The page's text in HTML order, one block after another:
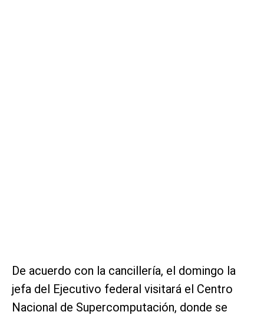
De acuerdo con la cancillería, el domingo la
jefa del Ejecutivo federal visitará el Centro
Nacional de Supercomputación, donde se